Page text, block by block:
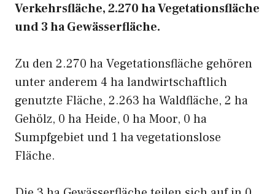
Verkehrsfläche, 2.270 ha Vegetationsfläche
und 3 ha Gewässerfläche.
Zu den 2.270 ha Vegetationsfläche gehören
unter anderem 4 ha landwirtschaftlich
genutzte Fläche, 2.263 ha Waldfläche, 2 ha
Gehölz, 0 ha Heide, 0 ha Moor, 0 ha
Sumpfgebiet und 1 ha vegetationslose
Fläche.